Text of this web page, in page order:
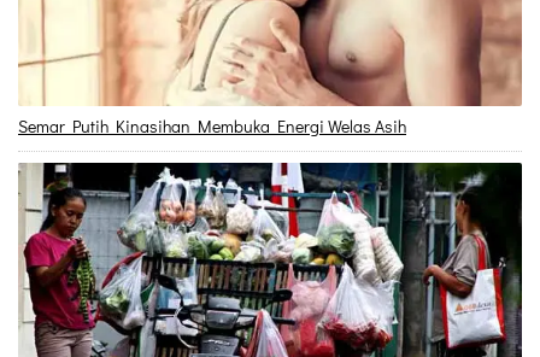
Semar Putih Kinasihan Membuka Energi Welas Asih